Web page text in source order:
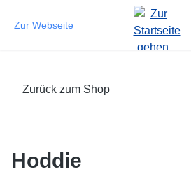
Zum Hauptinhalt springen
Zur Webseite
Zurück zum Shop
Hoddie